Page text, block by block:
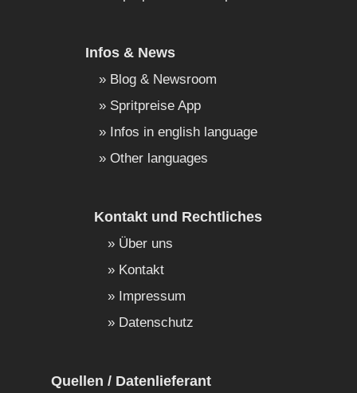
Infos & News
Blog & Newsroom
Spritpreise App
Infos in english language
Other languages
Kontakt und Rechtliches
Über uns
Kontakt
Impressum
Datenschutz
Quellen / Datenlieferant